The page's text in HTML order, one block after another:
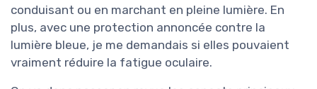
conduisant ou en marchant en pleine lumière. En
plus, avec une protection annoncée contre la
lumière bleue, je me demandais si elles pouvaient
vraiment réduire la fatigue oculaire.